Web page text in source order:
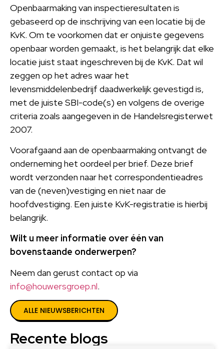
Openbaarmaking van inspectieresultaten is
gebaseerd op de inschrijving van een locatie bij de
KvK. Om te voorkomen dat er onjuiste gegevens
openbaar worden gemaakt, is het belangrijk dat elke
locatie juist staat ingeschreven bij de KvK. Dat wil
zeggen op het adres waar het
levensmiddelenbedrijf daadwerkelijk gevestigd is,
met de juiste SBI-code(s) en volgens de overige
criteria zoals aangegeven in de Handelsregisterwet
2007.
Voorafgaand aan de openbaarmaking ontvangt de
onderneming het oordeel per brief. Deze brief
wordt verzonden naar het correspondentieadres
van de (neven)vestiging en niet naar de
hoofdvestiging. Een juiste KvK-registratie is hierbij
belangrijk.
Wilt u meer informatie over één van
bovenstaande onderwerpen?
Neem dan gerust contact op via
info@houwersgroep.nl.
ALLE NIEUWSBERICHTEN
Recente blogs